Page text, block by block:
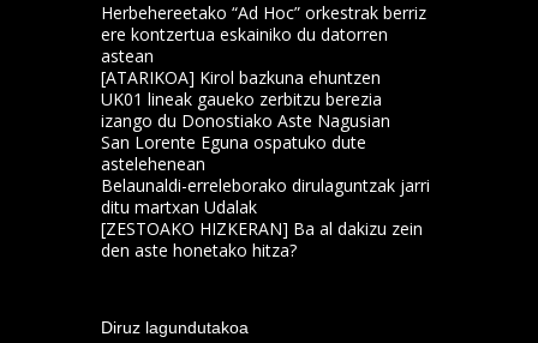
Herbehereetako “Ad Hoc” orkestrak berriz
ere kontzertua eskainiko du datorren
astean
[ATARIKOA] Kirol bazkuna ehuntzen
UK01 lineak gaueko zerbitzu berezia
izango du Donostiako Aste Nagusian
San Lorente Eguna ospatuko dute
astelehenean
Belaunaldi-erreleborako dirulaguntzak jarri
ditu martxan Udalak
[ZESTOAKO HIZKERAN] Ba al dakizu zein
den aste honetako hitza?
Diruz lagundutakoa